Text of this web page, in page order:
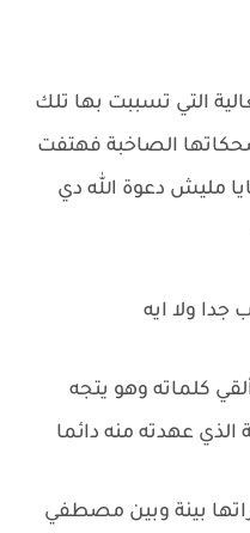
التي تسببت بها تلك
الصاخبة فهتفت
مليش دعوة الله دي
جدا ولا ايه
كلماته وهو يتجه
الذي عهدته منه دائما
بينة وبين مصطفي